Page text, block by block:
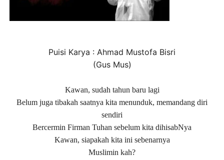
Puisi Karya : Ahmad Mustofa Bisri
(Gus Mus)
Kawan, sudah tahun baru lagi
Belum juga tibakah saatnya kita menunduk, memandang diri
sendiri
Bercermin Firman Tuhan sebelum kita dihisabNya
Kawan, siapakah kita ini sebenarnya
Muslimin kah?